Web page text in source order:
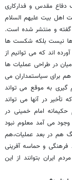
دفاع مقدس و فدارکاری
اهل بیت علیهم السلام
گفته و منتشر شده است.
ها نیست بلکه شکست ها
اند که می توانیم از
در طراحی عملیات ها
برای سیاستمداران می
به موقع می تواند
در آنها می تواند
امام خمینی در
به وجود می آمد معلوم نبود
هم در بعد عملیات،هم
و حماسه آفرینی
ایران بتوانند از این